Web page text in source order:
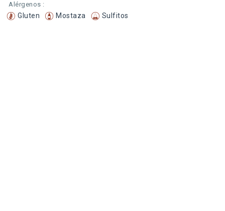
Alérgenos :
Gluten Mostaza Sulfitos